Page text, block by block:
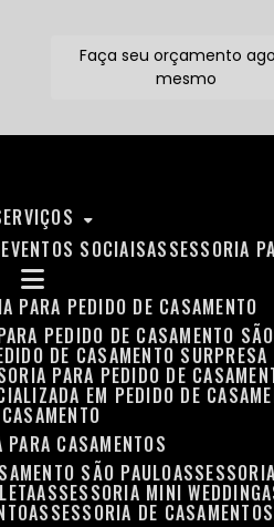
Faça seu orçamento
mesmo
SERVIÇOS
SOCIAIS ASSESSORIA
PARA PEDIDO DE CASAMENTO
PARA PEDIDO DE CASAMENTO
DE CASAMENTO SURPRESA
PARA PEDIDO DE
EM PEDIDO DE
PARA CASAMENTOS
SÃO PAULO
ASSESSORIA MINI WEDDING
ASSESSORIA DE CASAMENTOS